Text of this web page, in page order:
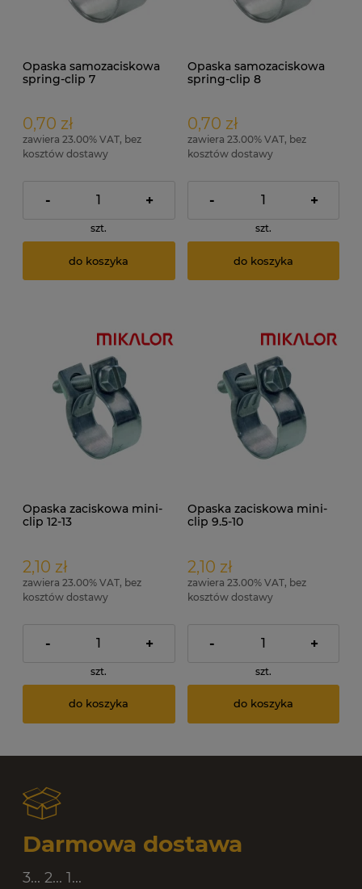
Opaska samozaciskowa
spring-clip 7
0,70 zł
zawiera 23.00% VAT, bez
kosztów dostawy
- +
szt.
do koszyka
Opaska samozaciskowa
spring-clip 8
0,70 zł
zawiera 23.00% VAT, bez
kosztów dostawy
- +
szt.
do koszyka
Opaska zaciskowa mini-
clip 12-13
2,10 zł
zawiera 23.00% VAT, bez
kosztów dostawy
- +
szt.
do koszyka
Opaska zaciskowa mini-
clip 9.5-10
2,10 zł
zawiera 23.00% VAT, bez
kosztów dostawy
- +
szt.
do koszyka
Darmowa dostawa
3... 2... 1...